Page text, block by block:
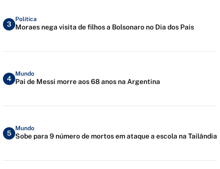
3
Política
Moraes nega visita de filhos a Bolsonaro no Dia dos Pais
4
Mundo
Pai de Messi morre aos 68 anos na Argentina
5
Mundo
Sobe para 9 número de mortos em ataque a escola na Tailândia